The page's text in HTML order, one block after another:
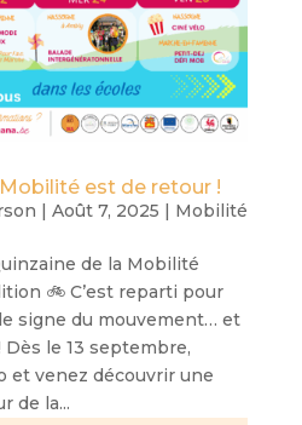
est de retour !
| Août 7, 2025 | Mobilité
de la Mobilité
🚲 C’est reparti pour
signe du mouvement… et
le 13 septembre,
et venez découvrir une
de la...